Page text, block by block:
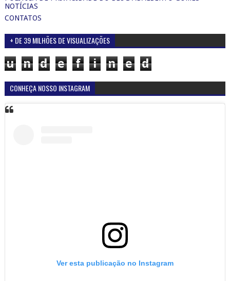
NOTÍCIAS
CONTATOS
+ DE 39 MILHÕES DE VISUALIZAÇÕES
u n d e f i n e d
CONHEÇA NOSSO INSTAGRAM
Ver esta publicação no Instagram